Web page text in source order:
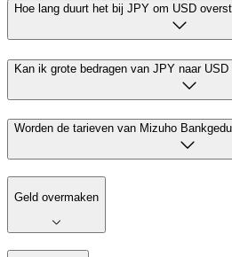
Hoe lang duurt het bij JPY om USD
Kan ik grote bedragen van JPY naar
Worden de tarieven van Mizuho
Geld overmaken